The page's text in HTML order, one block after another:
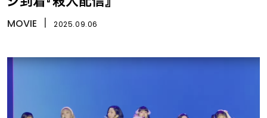
MOVIE 2025.09.06